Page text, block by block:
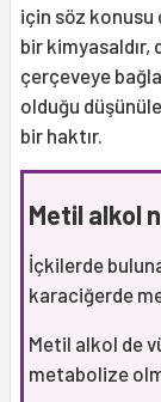
için söz konusu
bir
çerçeveye
olduğu
bir haktır.
Metil alkol
İçkilerde
karaciğerde
Metil alkol de
metabolize